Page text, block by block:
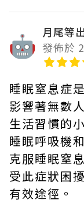
月尾等
發佈於
睡眠窒息症
影響著無數
生活習慣的
睡眠呼吸機和
克服睡眠窒
受此症狀困
有效途徑。